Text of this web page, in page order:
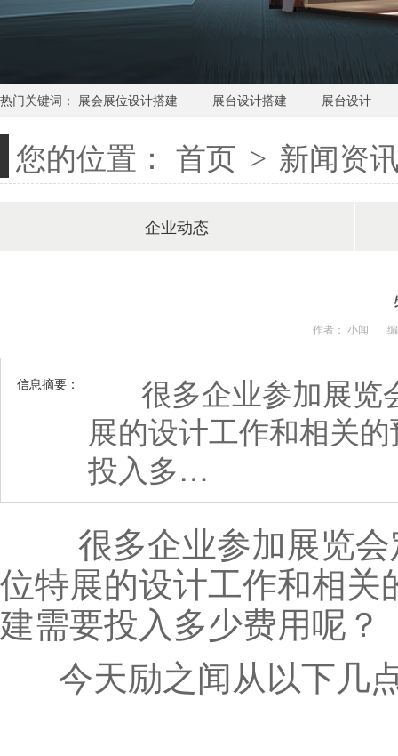
热门关键词： 展会展位设计搭建 展台设计搭建 展台设计
您的位置： 首页 > 新闻资
企业动态
作者： 小闻
信息摘要：
很多企业参加展览
展的设计工作和相关
投入多…
很多企业参加展览会
位特展的设计工作和相
建需要投入多少费用呢？
今天励之闻从以下几